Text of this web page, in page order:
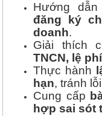
Hướng
đăng ký
doanh.
Giải thích
TNCN, lệ
Thực hành
hạn, tránh
Cung cấp
hợp sai sót